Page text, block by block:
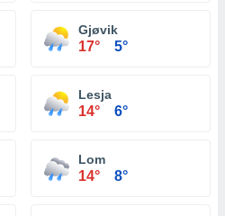
Gjøvik
17° 5°
Lesja
14° 6°
Lom
14° 8°